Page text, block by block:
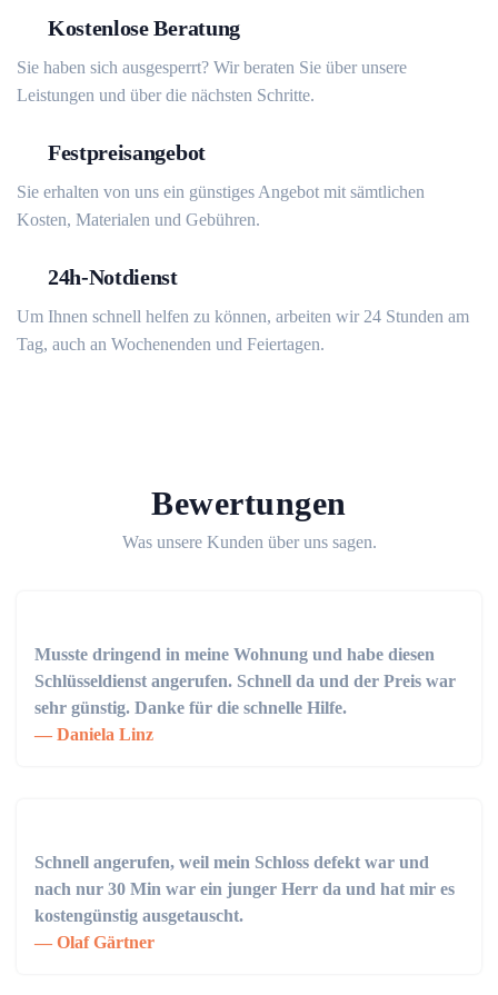
Kostenlose Beratung
Sie haben sich ausgesperrt? Wir beraten Sie über unsere
Leistungen und über die nächsten Schritte.
Festpreisangebot
Sie erhalten von uns ein günstiges Angebot mit sämtlichen
Kosten, Materialen und Gebühren.
24h-Notdienst
Um Ihnen schnell helfen zu können, arbeiten wir 24 Stunden am
Tag, auch an Wochenenden und Feiertagen.
Bewertungen
Was unsere Kunden über uns sagen.
Musste dringend in meine Wohnung und habe diesen
Schlüsseldienst angerufen. Schnell da und der Preis war
sehr günstig. Danke für die schnelle Hilfe.
Daniela Linz
Schnell angerufen, weil mein Schloss defekt war und
nach nur 30 Min war ein junger Herr da und hat mir es
kostengünstig ausgetauscht.
Olaf Gärtner